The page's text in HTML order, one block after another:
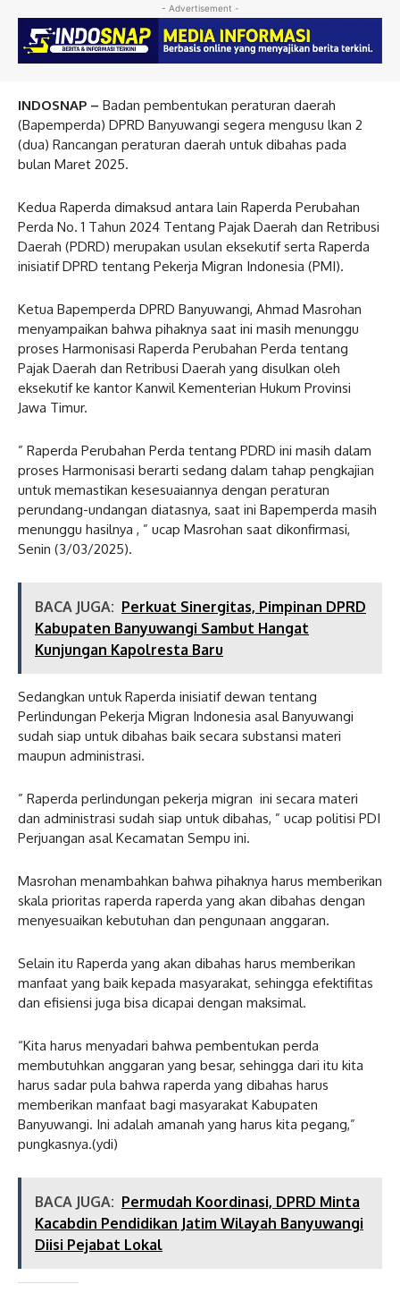
- Advertisement -
INDOSNAP – Badan pembentukan peraturan daerah
(Bapemperda) DPRD Banyuwangi segera mengusu lkan 2
(dua) Rancangan peraturan daerah untuk dibahas pada
bulan Maret 2025.
Kedua Raperda dimaksud antara lain Raperda Perubahan
Perda No. 1 Tahun 2024 Tentang Pajak Daerah dan Retribusi
Daerah (PDRD) merupakan usulan eksekutif serta Raperda
inisiatif DPRD tentang Pekerja Migran Indonesia (PMI).
Ketua Bapemperda DPRD Banyuwangi, Ahmad Masrohan
menyampaikan bahwa pihaknya saat ini masih menunggu
proses Harmonisasi Raperda Perubahan Perda tentang
Pajak Daerah dan Retribusi Daerah yang disulkan oleh
eksekutif ke kantor Kanwil Kementerian Hukum Provinsi
Jawa Timur.
” Raperda Perubahan Perda tentang PDRD ini masih dalam
proses Harmonisasi berarti sedang dalam tahap pengkajian
untuk memastikan kesesuaiannya dengan peraturan
perundang-undangan diatasnya, saat ini Bapemperda masih
menunggu hasilnya , ” ucap Masrohan saat dikonfirmasi,
Senin (3/03/2025).
BACA JUGA: Perkuat Sinergitas, Pimpinan DPRD
Kabupaten Banyuwangi Sambut Hangat
Kunjungan Kapolresta Baru
Sedangkan untuk Raperda inisiatif dewan tentang
Perlindungan Pekerja Migran Indonesia asal Banyuwangi
sudah siap untuk dibahas baik secara substansi materi
maupun administrasi.
” Raperda perlindungan pekerja migran ini secara materi
dan administrasi sudah siap untuk dibahas, ” ucap politisi PDI
Perjuangan asal Kecamatan Sempu ini.
Masrohan menambahkan bahwa pihaknya harus memberikan
skala prioritas raperda raperda yang akan dibahas dengan
menyesuaikan kebutuhan dan pengunaan anggaran.
Selain itu Raperda yang akan dibahas harus memberikan
manfaat yang baik kepada masyarakat, sehingga efektifitas
dan efisiensi juga bisa dicapai dengan maksimal.
“Kita harus menyadari bahwa pembentukan perda
membutuhkan anggaran yang besar, sehingga dari itu kita
harus sadar pula bahwa raperda yang dibahas harus
memberikan manfaat bagi masyarakat Kabupaten
Banyuwangi. Ini adalah amanah yang harus kita pegang,”
pungkasnya.(ydi)
BACA JUGA: Permudah Koordinasi, DPRD Minta
Kacabdin Pendidikan Jatim Wilayah Banyuwangi
Diisi Pejabat Lokal